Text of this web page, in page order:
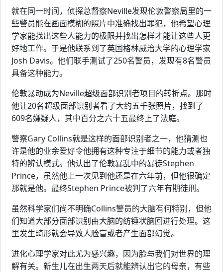
就在同一时间，侦探总督察Neville发现伦敦警察局里的一
些警员能在画面模糊的照片中准确找出罪犯，他希望心理
学家能找出这些人能力的极限并找出怎样才能让这些人更
好地工作。于是他联系到了英国格林威治大学的心理学家
Josh Davis。他们联手测试了250名警员，发现有8名警员
具备这种能力。
伦敦暴动成为Neville超级面部识别者项目的转折点。那时
他让20名超级面部识别者看了大约五千张照片，找到了
609名嫌疑人，其中百分之六十五最终上了法庭。
警察Gary Collins就是这样的面部识别者之一，他猜测也
许是他的业余爱好令他拥有这种专注于细节的能力或者独
特的辨认模式。他认出了伦敦暴乱中的暴徒Stephen
Prince，虽然他上一次见到他还是在六年前，但他很确定
那就是他。最终Stephen Prince被判了六年有期徒刑。
虽然科学家们尚不明确Collins警员的大脑有何特别，但他
们知道大部分面部识别由大脑的纺锤状脑回进行处理。这
里发生畸形就会导致人脸盲或者产生面部幻觉。
进化心理学家对此尤为感兴趣，因为脸与我们对世界的理
解有关。新生儿在出生两天后就能辨认出它的母亲，有些